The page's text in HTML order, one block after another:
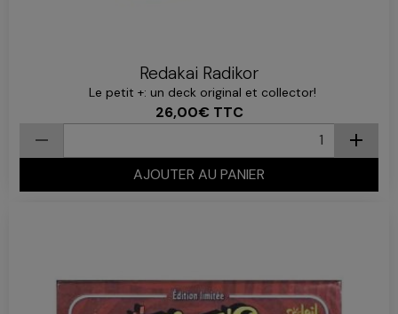
Redakai Radikor
Le petit +: un deck original et collector!
26,00€ TTC
AJOUTER AU PANIER